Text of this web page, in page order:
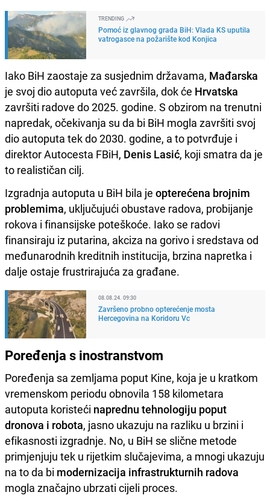
TRENDING
Pomoć iz glavnog grada BiH: Vlada KS uputila
vatrogasce na požarište kod Konjica
Iako BiH zaostaje za susjednim državama, Mađarska
je svoj dio autoputa već završila, dok će Hrvatska
završiti radove do 2025. godine. S obzirom na trenutni
napredak, očekivanja su da bi BiH mogla završiti svoj
dio autoputa tek do 2030. godine, a to potvrđuje i
direktor Autocesta FBiH, Denis Lasić, koji smatra da je
to realističan cilj.
Izgradnja autoputa u BiH bila je opterećena brojnim
problemima, uključujući obustave radova, probijanje
rokova i finansijske poteškoće. Iako se radovi
finansiraju iz putarina, akciza na gorivo i sredstava od
međunarodnih kreditnih institucija, brzina napretka i
dalje ostaje frustrirajuća za građane.
08.08.24. 09:30
Završeno probno opterećenje mosta
Hercegovina na Koridoru Vc
Poređenja s inostranstvom
Poređenja sa zemljama poput Kine, koja je u kratkom
vremenskom periodu obnovila 158 kilometara
autoputa koristeći naprednu tehnologiju poput
dronova i robota, jasno ukazuju na razliku u brzini i
efikasnosti izgradnje. No, u BiH se slične metode
primjenjuju tek u rijetkim slučajevima, a mnogi ukazuju
na to da bi modernizacija infrastrukturnih radova
mogla značajno ubrzati cijeli proces.